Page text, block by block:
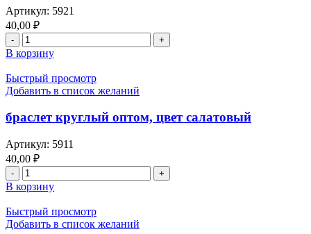
Артикул: 5921
40,00 ₽
В корзину
Быстрый просмотр
Добавить в список желаний
браслет круглый оптом, цвет салатовый
Артикул: 5911
40,00 ₽
В корзину
Быстрый просмотр
Добавить в список желаний